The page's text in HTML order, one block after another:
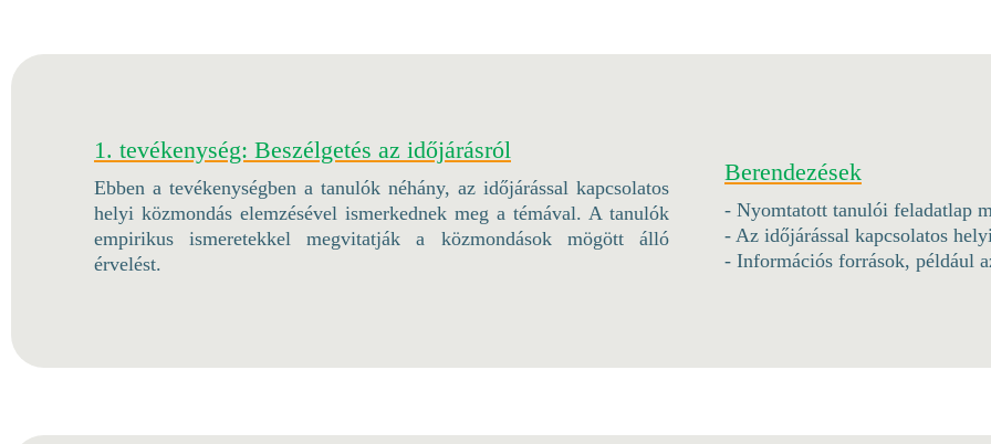
1. tevékenység: Beszélgetés az időjárásról
Ebben a tevékenységben a tanulók néhány, az időjárással kapcsolatos
helyi közmondás elemzésével ismerkednek meg a témával. A tanulók
empirikus ismeretekkel megvitatják a közmondások mögött álló
érvelést.
Berendezések
- Nyomtatott tanulói feladatlap
- Az időjárással kapcsolatos
- Információs források, például